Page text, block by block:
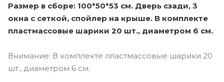
Размер в сборе: 100*50*53 см. Дверь сзади, 3
окна с сеткой, спойлер на крыше. В комплекте
пластмассовые шарики 20 шт., диаметром 6 см.
Внимание: В комплекте пластмассовые шарики 20
шт., диаметром 6 см.